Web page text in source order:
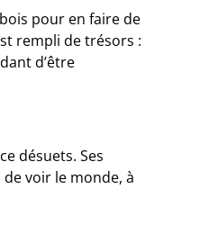
pour en faire de
rempli de trésors :
d’être
désuets. Ses
voir le monde, à